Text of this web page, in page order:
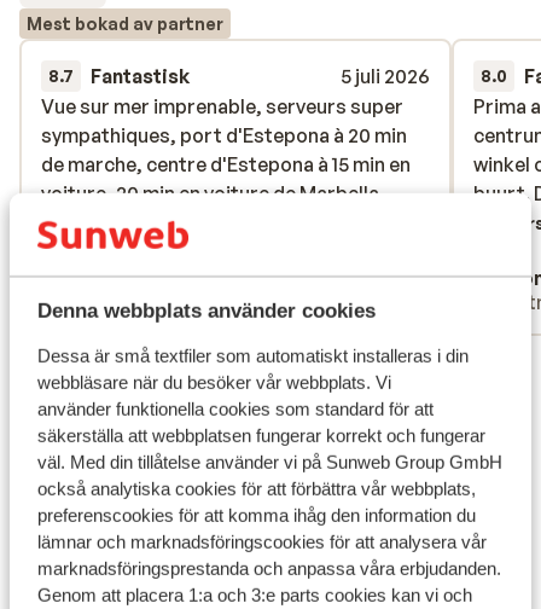
Denna webbplats använder cookies
Dessa är små textfiler som automatiskt installeras i din
webbläsare när du besöker vår webbplats. Vi
använder funktionella cookies som standard för att
säkerställa att webbplatsen fungerar korrekt och fungerar
väl. Med din tillåtelse använder vi på Sunweb Group GmbH
också analytiska cookies för att förbättra vår webbplats,
preferenscookies för att komma ihåg den information du
lämnar och marknadsföringscookies för att analysera vår
marknadsföringsprestanda och anpassa våra erbjudanden.
Genom att placera 1:a och 3:e parts cookies kan vi och
Mest bokad av partner
8.7 Fantastisk
5 juli 2026
Vue sur mer imprenable, serveurs super
sympathiques, port d'Estepona à 20 min
de marche, centre d'Estepona à 15 min en
voiture, 20 min en voiture de Marbella,
excellente situation.
Vue sur mer imprenable, serveurs super
sympathiques, port d'Estepona à 20 min
de marche, centre d'Estepona à 15 min en
voiture, 20 min en voiture de Marbella,
excellente situation.
Översätt till svenska
Anonym
Familj
8.0
Prima
winkel
buurt.
Prima
winkel
buurt.
Visa alla 40 omdömen
Andra boenden i Costa del Sol
Hard Rock Hotel Marbella
Hotel H10 Croma Malaga